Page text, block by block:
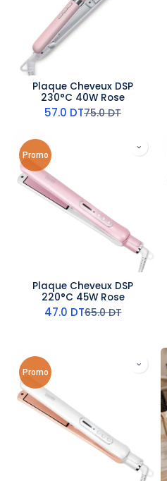
Plaque Cheveux DSP
230°C 40W Rose
57.0 DT75.0DT
Promo
Plaque Cheveux DSP
220°C 45W Rose
47.0 DT65.0DT
Promo